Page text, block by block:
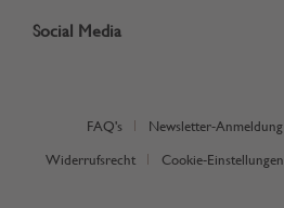
Social Media
FAQ's Newsletter-Anmeldung
Widerrufsrecht Cookie-Einstellungen